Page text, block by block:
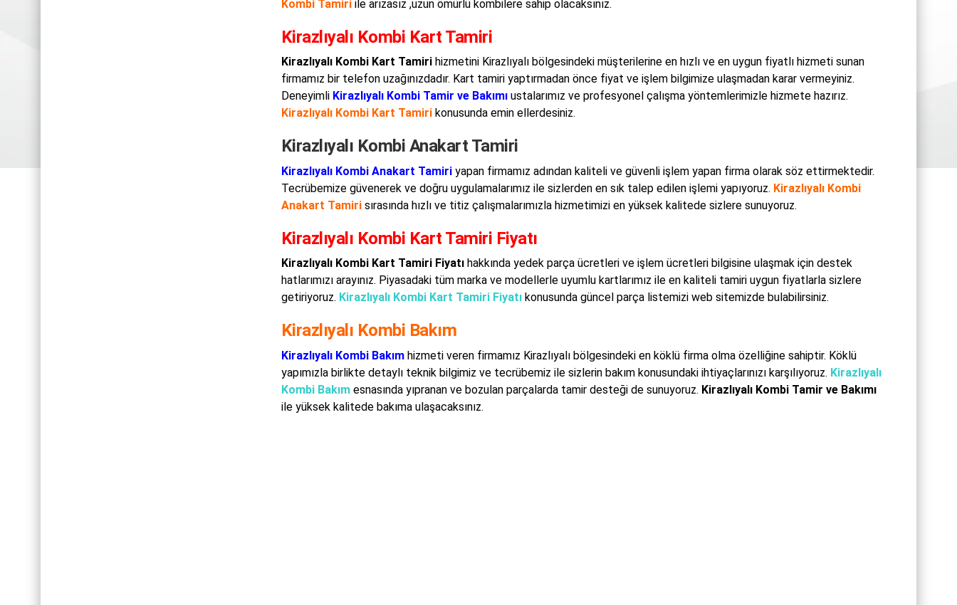
Kombi Tamiriile arızasız ,uzun ömürlü kombilere sahip olacaksınız.
Kirazlıyalı Kombi Kart Tamiri
Kirazlıyalı Kombi Kart Tamirihizmetini Kirazlıyalı bölgesindeki müşterilerine en hızlı ve en uygun fiyatlı hizmeti sunan
firmamız bir telefon uzağınızdadır. Kart tamiri yaptırmadan önce fiyat ve işlem bilgimize ulaşmadan karar vermeyiniz.
Deneyimli Kirazlıyalı Kombi Tamir ve Bakımıustalarımız ve profesyonel çalışma yöntemlerimizle hizmete hazırız.
Kirazlıyalı Kombi Kart Tamirikonusunda emin ellerdesiniz.
Kirazlıyalı Kombi Anakart Tamiri
Kirazlıyalı Kombi Anakart Tamiriyapan firmamız adından kaliteli ve güvenli işlem yapan firma olarak söz ettirmektedir.
Tecrübemize güvenerek ve doğru uygulamalarımız ile sizlerden en sık talep edilen işlemi yapıyoruz. Kirazlıyalı Kombi
Anakart Tamiri sırasında hızlı ve titiz çalışmalarımızla hizmetimizi en yüksek kalitede sizlere sunuyoruz.
Kirazlıyalı Kombi Kart Tamiri Fiyatı
Kirazlıyalı Kombi Kart Tamiri Fiyatı hakkında yedek parça ücretleri ve işlem ücretleri bilgisine ulaşmak için destek
hatlarımızı arayınız. Piyasadaki tüm marka ve modellerle uyumlu kartlarımız ile en kaliteli tamiri uygun fiyatlarla sizlere
getiriyoruz. Kirazlıyalı Kombi Kart Tamiri Fiyatıkonusunda güncel parça listemizi web sitemizde bulabilirsiniz.
Kirazlıyalı Kombi Bakım
Kirazlıyalı Kombi Bakımhizmeti veren firmamız Kirazlıyalı bölgesindeki en köklü firma olma özelliğine sahiptir. Köklü
yapımızla birlikte detaylı teknik bilgimiz ve tecrübemiz ile sizlerin bakım konusundaki ihtiyaçlarınızı karşılıyoruz. Kirazlıyalı
Kombi Bakımesnasında yıpranan ve bozulan parçalarda tamir desteği de sunuyoruz. Kirazlıyalı Kombi Tamir ve Bakımı
ile yüksek kalitede bakıma ulaşacaksınız.